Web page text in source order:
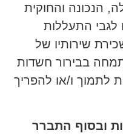
הנכונה והחוקית
לגבי התעללות
שירותיו של
בבירור חשדות
לתמוך ו/או להפריך
ובסוף התברר